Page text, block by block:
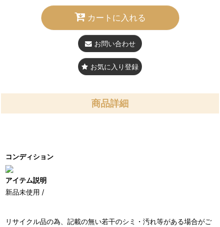
カートに入れる
お問い合わせ
お気に入り登録
商品詳細
コンディション
アイテム説明
新品未使用 /
リサイクル品の為、記載の無い若干のシミ・汚れ等がある場合がご